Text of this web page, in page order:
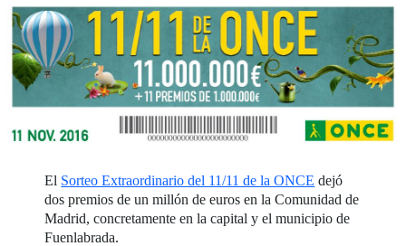
El Sorteo Extraordinario del 11/11 de la ONCE dejó
dos premios de un millón de euros en la Comunidad de
Madrid, concretamente en la capital y el municipio de
Fuenlabrada.